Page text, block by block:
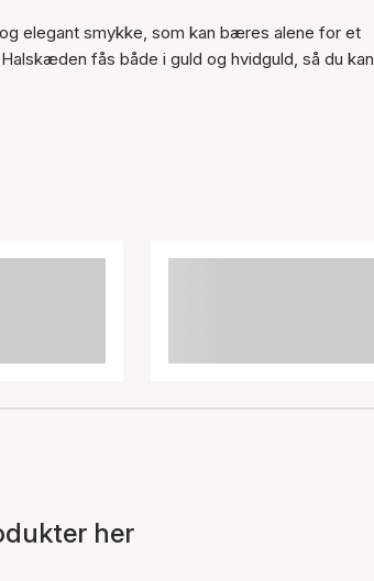
elegant smykke, som kan bæres alene for et
fås både i guld og hvidguld, så du kan
her